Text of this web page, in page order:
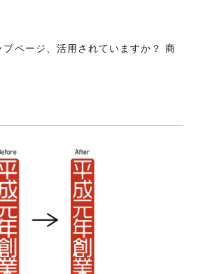
ページ、活用されていますか？ 商